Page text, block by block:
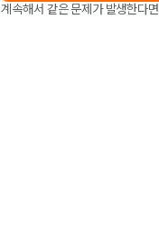
계속해서 같은 문제가 발생한다면